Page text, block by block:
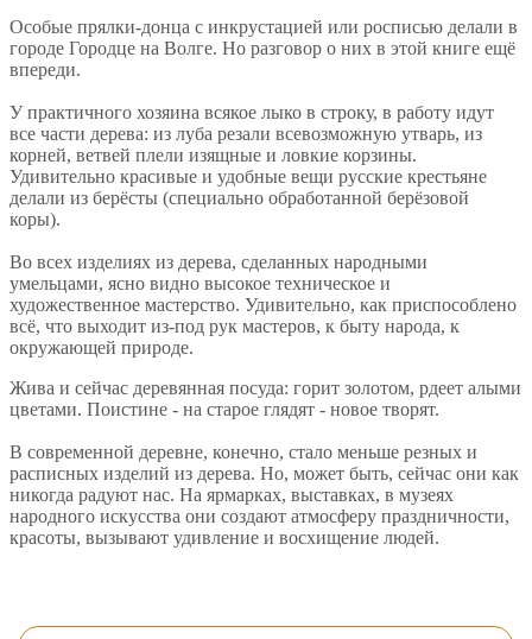
Особые прялки-донца с инкрустацией или росписью делали в
городе Городце на Волге. Но разговор о них в этой книге ещё
впереди.
У практичного хозяина всякое лыко в строку, в работу идут
все части дерева: из луба резали всевозможную утварь, из
корней, ветвей плели изящные и ловкие корзины.
Удивительно красивые и удобные вещи русские крестьяне
делали из берёсты (специально обработанной берёзовой
коры).
Во всех изделиях из дерева, сделанных народными
умельцами, ясно видно высокое техническое и
художественное мастерство. Удивительно, как приспособлено
всё, что выходит из-под рук мастеров, к быту народа, к
окружающей природе.
Жива и сейчас деревянная посуда: горит золотом, рдеет алыми
цветами. Поистине - на старое глядят - новое творят.
В современной деревне, конечно, стало меньше резных и
расписных изделий из дерева. Но, может быть, сейчас они как
никогда радуют нас. На ярмарках, выставках, в музеях
народного искусства они создают атмосферу праздничности,
красоты, вызывают удивление и восхищение людей.